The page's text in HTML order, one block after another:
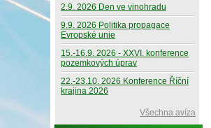
2.9. 2026 Den ve vinohradu
9.9. 2026 Politika propagace
Evropské unie
15.-16.9. 2026 - XXVI. konference
pozemkových úprav
22.-23.10. 2026 Konference Říční
krajina 2026
Všechna avíza